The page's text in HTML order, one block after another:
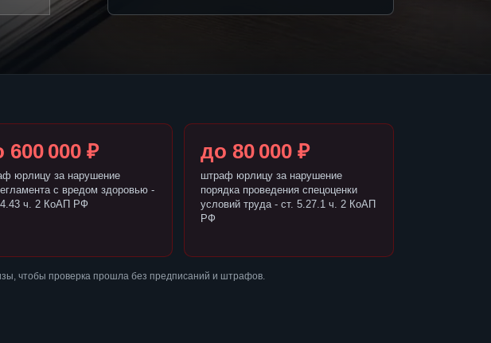
600 000 ₽
юрлицу за нарушение
с вредом здоровью -
ч. 2 КоАП РФ
до 80 000 ₽
штраф юрлицу за нарушение
порядка проведения спецоценки
условий труда - ст. 5.27.1 ч. 2 КоАП
РФ
чтобы проверка прошла без предписаний и штрафов.